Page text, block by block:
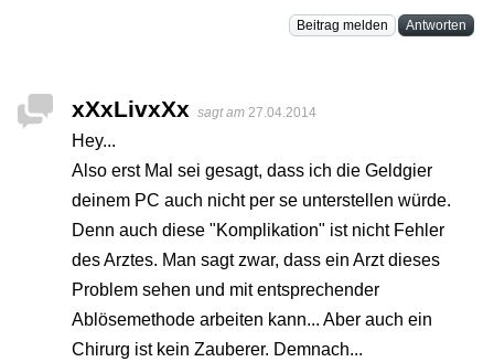
Beitrag melden Antworten
xXxLivxXx sagt am 27.04.2014
Hey...
Also erst Mal sei gesagt, dass ich die Geldgier
deinem PC auch nicht per se unterstellen würde.
Denn auch diese "Komplikation" ist nicht Fehler
des Arztes. Man sagt zwar, dass ein Arzt dieses
Problem sehen und mit entsprechender
Ablösemethode arbeiten kann... Aber auch ein
Chirurg ist kein Zauberer. Demnach...